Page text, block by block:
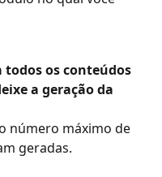
os conteúdos
a geração da
número máximo de
geradas.